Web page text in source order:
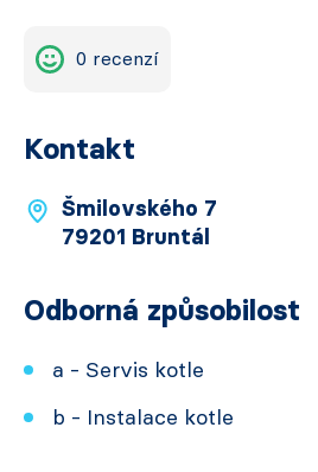
0 recenzí
Kontakt
Šmilovského 7
79201 Bruntál
Odborná způsobilost
a - Servis kotle
b - Instalace kotle